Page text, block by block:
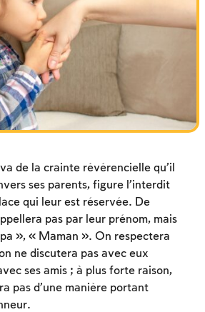
destruction du Temple
de la crainte révérencielle qu’il
ses parents, figure l’interdit
qui leur est réservée. De
pas par leur prénom, mais
», « Maman ». On respectera
ne discutera pas avec eux
ses amis ; à plus forte raison,
pas d’une manière portant